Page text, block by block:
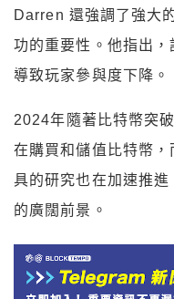
Darren 還強調了強大
功的重要性。他指出，
導致玩家參與度下降。
2024年隨著比特幣突
在購買和儲值比特幣
具的研究也在加速推
的廣闊前景。